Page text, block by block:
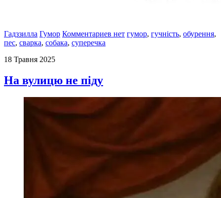
Гадззилла Гумор Комментариев нет гумор, гучність, обурення,
пес, сварка, собака, суперечка
18 Травня 2025
На вулицю не піду